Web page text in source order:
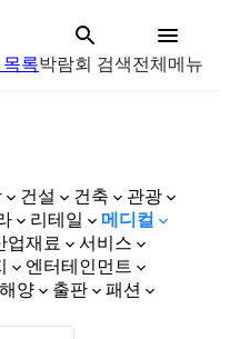
록박람회 검색전체메뉴
건설 건축
관광
리테일
메디컬
업재료
서비스
엔터테인먼트
양 출판
패션